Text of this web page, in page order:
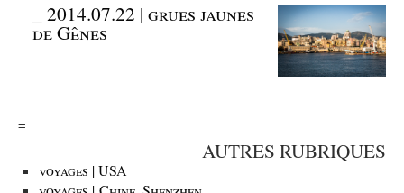
_2014.07.22 | grues jaunes
de Gênes
=
AUTRES RUBRIQUES
voyages | USA